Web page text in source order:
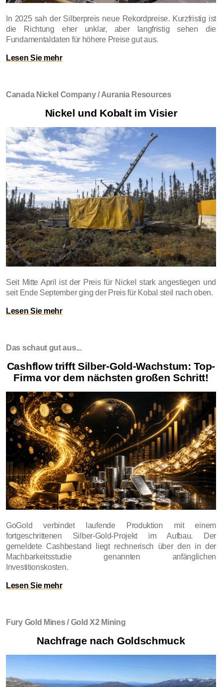
In 2025 sah der Silberpreis neue Rekordpreise. Kurzfristig ist
die Richtung eher unklar, aber langfristig sehen die
Fundamentaldaten für höhere Preise gut aus.
Lesen Sie mehr
Canada Nickel Company / Aurania Resources
Nickel und Kobalt im Visier
Seit Mitte April ist der Preis für Nickel stark angestiegen und
seit Ende September ging der Preis für Kobal steil nach oben.
Lesen Sie mehr
Das schaut gut aus...
Cashflow trifft Silber-Gold-Wachstum: Top-
Firma vor dem nächsten großen Schritt!
GoGold verbindet laufende Produktion mit einem
fortgeschrittenen Silber-Gold-Projekt im Aufbau. Der
gemeldete Cashbestand liegt rechnerisch über den in der
Machbarkeitsstudie genannten anfänglichen
Investitionskosten.
Lesen Sie mehr
Fury Gold Mines / Gold X2 Mining
Nachfrage nach Goldschmuck